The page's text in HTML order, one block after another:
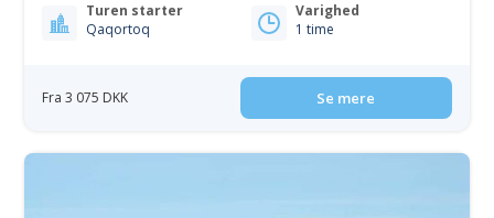
Turen starter
Qaqortoq
Varighed
1 time
Fra 3 075 DKK Se mere